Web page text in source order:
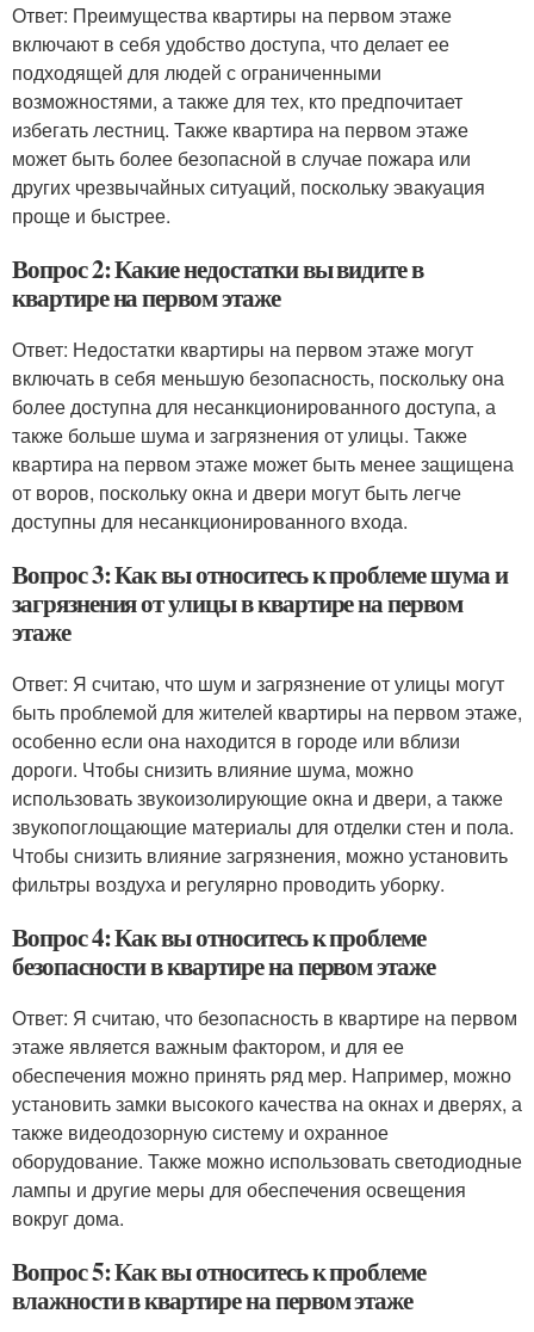
Ответ: Преимущества квартиры на первом этаже
включают в себя удобство доступа, что делает ее
подходящей для людей с ограниченными
возможностями, а также для тех, кто предпочитает
избегать лестниц. Также квартира на первом этаже
может быть более безопасной в случае пожара или
других чрезвычайных ситуаций, поскольку эвакуация
проще и быстрее.
Вопрос 2: Какие недостатки вы видите в
квартире на первом этаже
Ответ: Недостатки квартиры на первом этаже могут
включать в себя меньшую безопасность, поскольку она
более доступна для несанкционированного доступа, а
также больше шума и загрязнения от улицы. Также
квартира на первом этаже может быть менее защищена
от воров, поскольку окна и двери могут быть легче
доступны для несанкционированного входа.
Вопрос 3: Как вы относитесь к проблеме шума и
загрязнения от улицы в квартире на первом
этаже
Ответ: Я считаю, что шум и загрязнение от улицы могут
быть проблемой для жителей квартиры на первом этаже,
особенно если она находится в городе или вблизи
дороги. Чтобы снизить влияние шума, можно
использовать звукоизолирующие окна и двери, а также
звукопоглощающие материалы для отделки стен и пола.
Чтобы снизить влияние загрязнения, можно установить
фильтры воздуха и регулярно проводить уборку.
Вопрос 4: Как вы относитесь к проблеме
безопасности в квартире на первом этаже
Ответ: Я считаю, что безопасность в квартире на первом
этаже является важным фактором, и для ее
обеспечения можно принять ряд мер. Например, можно
установить замки высокого качества на окнах и дверях, а
также видеодозорную систему и охранное
оборудование. Также можно использовать светодиодные
лампы и другие меры для обеспечения освещения
вокруг дома.
Вопрос 5: Как вы относитесь к проблеме
влажности в квартире на первом этаже